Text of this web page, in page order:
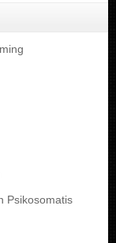
Psikosomatis